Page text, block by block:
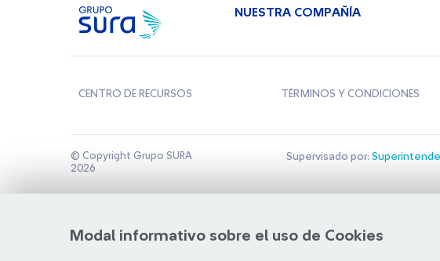
Modal informativo sobre el uso de Cookies
NUESTRA COMPAÑÍA
CENTRO DE RECURSOS TÉRMINOS Y CONDICIONES
© Copyright Grupo SURA
2026
Supervisado por: